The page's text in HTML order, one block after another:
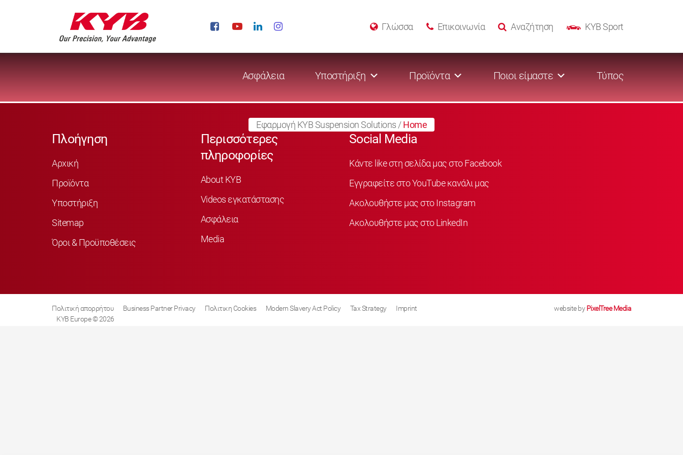
KYB Sport
Αναζήτηση
Επικοινωνία
Γλώσσα
Ασφάλεια Υποστήριξη Προϊόντα Ποιοι είμαστε Τύπος
Εφαρμογή KYB Suspension Solutions /Home
Πλοήγηση
Αρχική
Προϊόντα
Υποστήριξη
Sitemap
Όροι & Προϋποθέσεις
Περισσότερες
πληροφορίες
About KYB
Videos εγκατάστασης
Ασφάλεια
Media
Social Media
Κάντε like στη σελίδα μας στο Facebook
Εγγραφείτε στο YouTube κανάλι μας
Ακολουθήστε μας στο Instagram
Ακολουθήστε μας στο LinkedIn
Πολιτική απορρήτου Business Partner Privacy Πολιτικη Cookies Modern Slavery Act Policy Tax Strategy
Imprint
KYB Europe © 2026
website byPixelTree Media